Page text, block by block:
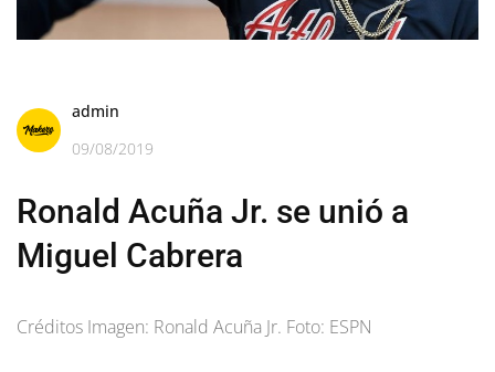
admin
09/08/2019
Ronald Acuña Jr. se unió a
Miguel Cabrera
Créditos Imagen: Ronald Acuña Jr. Foto: ESPN